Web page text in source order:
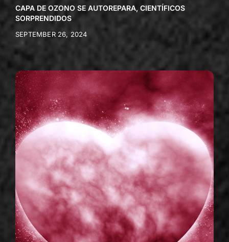
CAPA DE OZONO SE AUTOREPARA, CIENTÍFICOS
SORPRENDIDOS
SEPTEMBER 26, 2024